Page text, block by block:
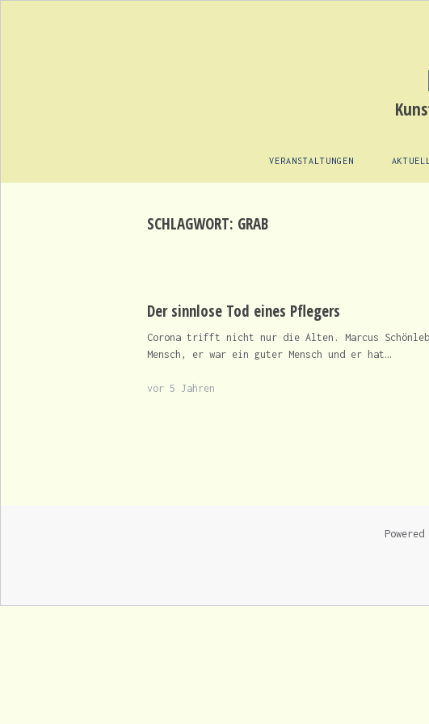
VERANSTALTUNGEN
SCHLAGWORT: GRAB
Der sinnlose Tod eines Pflegers
Corona trifft nicht nur die Alten. Marcus
Mensch, er war ein guter Mensch und er hat…
vor 5 Jahren
Powered